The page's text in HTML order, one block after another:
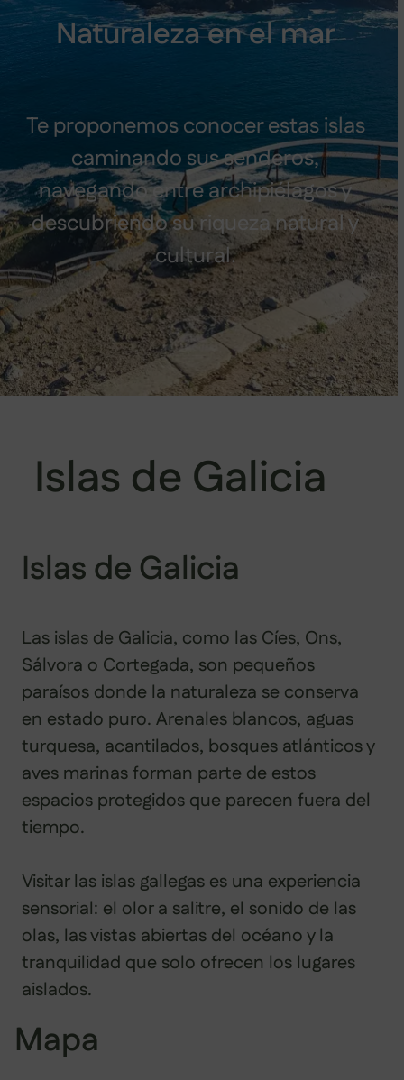
Naturaleza en el mar
Te proponemos conocer estas islas
caminando sus senderos,
navegando entre archipiélagos y
descubriendo su riqueza natural y
cultural.
Islas de Galicia
Islas de Galicia
Las islas de Galicia, como las Cíes, Ons,
Sálvora o Cortegada, son pequeños
paraísos donde la naturaleza se conserva
en estado puro. Arenales blancos, aguas
turquesa, acantilados, bosques atlánticos y
aves marinas forman parte de estos
espacios protegidos que parecen fuera del
tiempo.
Visitar las islas gallegas es una experiencia
sensorial: el olor a salitre, el sonido de las
olas, las vistas abiertas del océano y la
tranquilidad que solo ofrecen los lugares
aislados.
Mapa